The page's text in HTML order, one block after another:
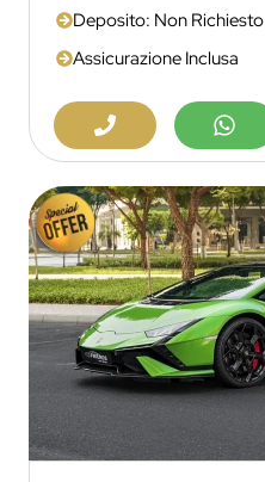
Deposito: Non Richiesto
Assicurazione Inclusa